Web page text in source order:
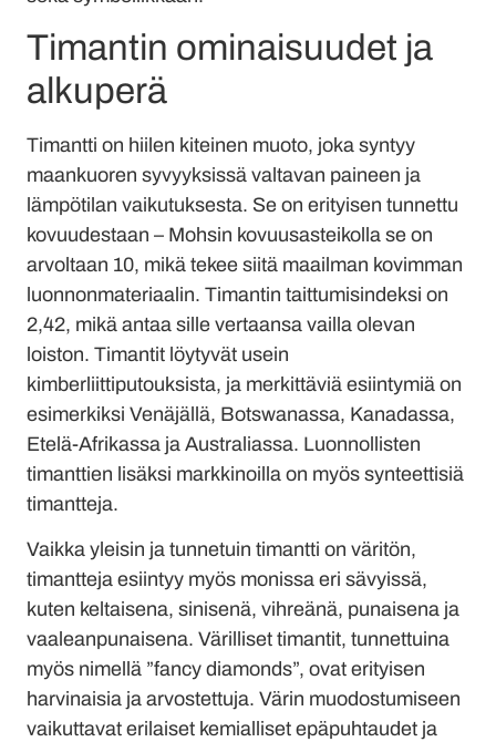
Timantin ominaisuudet ja
alkuperä
Timantti on hiilen kiteinen muoto, joka syntyy
maankuoren syvyyksissä valtavan paineen ja
lämpötilan vaikutuksesta. Se on erityisen tunnettu
kovuudestaan – Mohsin kovuusasteikolla se on
arvoltaan 10, mikä tekee siitä maailman kovimman
luonnonmateriaalin. Timantin taittumisindeksi on
2,42, mikä antaa sille vertaansa vailla olevan
loiston. Timantit löytyvät usein
kimberliittiputouksista, ja merkittäviä esiintymiä on
esimerkiksi Venäjällä, Botswanassa, Kanadassa,
Etelä-Afrikassa ja Australiassa. Luonnollisten
timanttien lisäksi markkinoilla on myös synteettisiä
timantteja.
Vaikka yleisin ja tunnetuin timantti on väritön,
timantteja esiintyy myös monissa eri sävyissä,
kuten keltaisena, sinisenä, vihreänä, punaisena ja
vaaleanpunaisena. Värilliset timantit, tunnettuina
myös nimellä ”fancy diamonds”, ovat erityisen
harvinaisia ja arvostettuja. Värin muodostumiseen
vaikuttavat erilaiset kemialliset epäpuhtaudet ja